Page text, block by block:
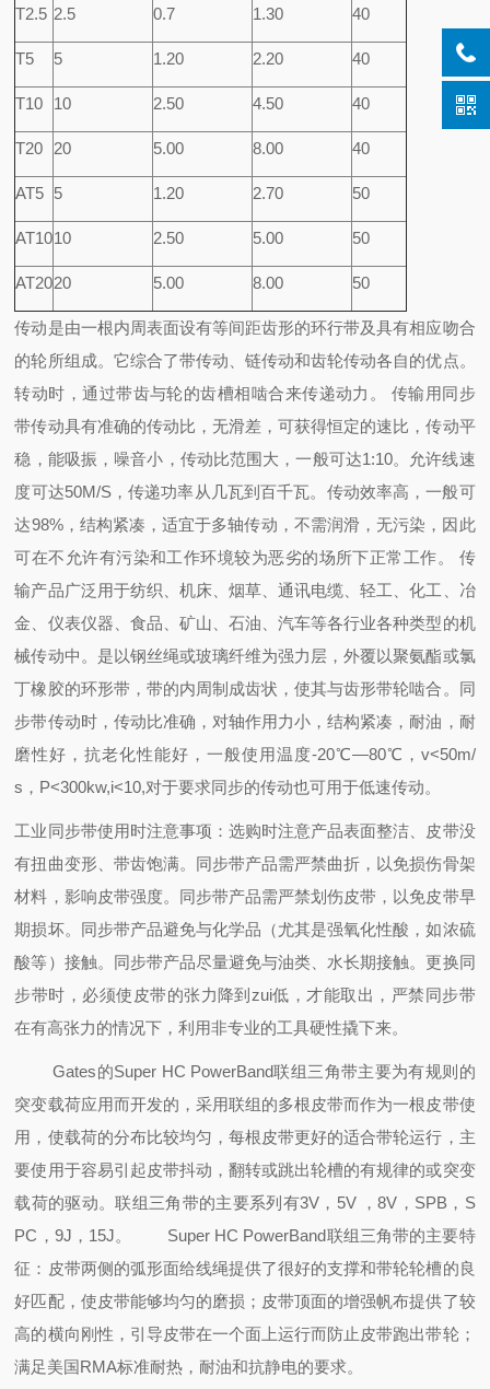
T2.5 2.5 0.7 1.30 40
T5 5 1.20 2.20 40
T10 10 2.50 4.50 40
T20 20 5.00 8.00 40
AT5 5 1.20 2.70 50
AT1010 2.50 5.00 50
AT2020 5.00 8.00 50
传动是由一根内周表面设有等间距齿形的环行带及具有相应吻合
的轮所组成。它综合了带传动、链传动和齿轮传动各自的优点。
转动时，通过带齿与轮的齿槽相啮合来传递动力。 传输用同步
带传动具有准确的传动比，无滑差，可获得恒定的速比，传动平
稳，能吸振，噪音小，传动比范围大，一般可达1:10。允许线速
度可达50M/S，传递功率从几瓦到百千瓦。传动效率高，一般可
达98%，结构紧凑，适宜于多轴传动，不需润滑，无污染，因此
可在不允许有污染和工作环境较为恶劣的场所下正常工作。 传
输产品广泛用于纺织、机床、烟草、通讯电缆、轻工、化工、冶
金、仪表仪器、食品、矿山、石油、汽车等各行业各种类型的机
械传动中。是以钢丝绳或玻璃纤维为强力层，外覆以聚氨酯或氯
丁橡胶的环形带，带的内周制成齿状，使其与齿形带轮啮合。同
步带传动时，传动比准确，对轴作用力小，结构紧凑，耐油，耐
磨性好，抗老化性能好，一般使用温度-20℃―80℃，v<50m/
s，P<300kw,i<10,对于要求同步的传动也可用于低速传动。
工业同步带使用时注意事项： 选购时注意产品表面整洁、皮带没
有扭曲变形、带齿饱满。 同步带产品需严禁曲折，以免损伤骨架
材料，影响皮带强度。 同步带产品需严禁划伤皮带，以免皮带早
期损坏。 同步带产品避免与化学品（尤其是强氧化性酸，如浓硫
酸等）接触。 同步带产品尽量避免与油类、水长期接触。 更换同
步带时，必须使皮带的张力降到zui低，才能取出，严禁同步带
在有高张力的情况下，利用非专业的工具硬性撬下来。
Gates的Super HC PowerBand联组三角带主要为有规则的
突变载荷应用而开发的，采用联组的多根皮带而作为一根皮带使
用，使载荷的分布比较均匀，每根皮带更好的适合带轮运行，主
要使用于容易引起皮带抖动，翻转或跳出轮槽的有规律的或突变
载荷的驱动。联组三角带的主要系列有3V，5V ，8V，SPB，S
PC，9J，15J。
Super HC PowerBand联组三角带的主要特
征：皮带两侧的弧形面给线绳提供了很好的支撑和带轮轮槽的良
好匹配，使皮带能够均匀的磨损；皮带顶面的增强帆布提供了较
高的横向刚性，引导皮带在一个面上运行而防止皮带跑出带轮；
满足美国RMA标准耐热，耐油和抗静电的要求。